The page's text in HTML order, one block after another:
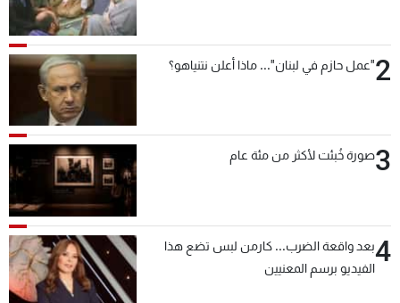
2"عمل حازم في لبنان"... ماذا أعلن نتنياهو؟
3صورة خُبئت لأكثر من مئة عام
4بعد واقعة الضرب... كارمن لبس تضع هذا
الفيديو برسم المعنيين